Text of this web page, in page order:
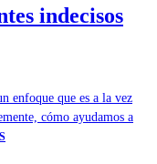
indecisos
enfoque que es a la vez
cómo ayudamos a